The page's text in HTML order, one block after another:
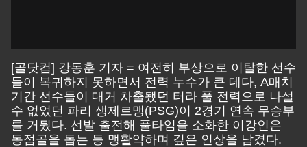
[골닷컴] 강동훈 기자 = 여전히 부상으로 이탈한 선수
들이 복귀하지 못하면서 전력 누수가 큰 데다, A매치
기간 선수들이 대거 차출됐던 터라 풀 전력으로 나설
수 없었던 파리 생제르맹(PSG)이 2경기 연속 무승부
를 거뒀다. 선발 출전해 풀타임을 소화한 이강인은
동점골을 돕는 등 맹활약하며 깊은 인상을 남겼다.